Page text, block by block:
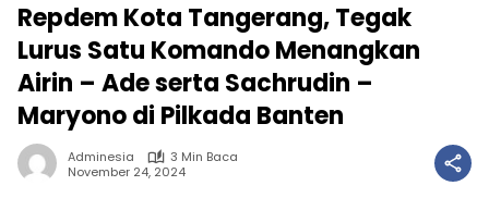
Repdem Kota Tangerang, Tegak
Lurus Satu Komando Menangkan
Airin – Ade serta Sachrudin –
Maryono di Pilkada Banten
Adminesia
3 Min Baca
November 24, 2024